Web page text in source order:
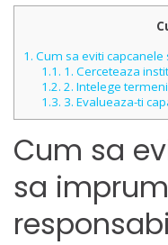
1. Cum sa eviti
1.1. 1. Cerceteaza
1.2. 2. Intelege
1.3. 3. Evalueaza-ti
Cum sa
sa